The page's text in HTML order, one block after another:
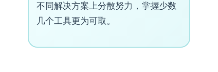
不同解决方案上分散努力，掌握少数
几个工具更为可取。